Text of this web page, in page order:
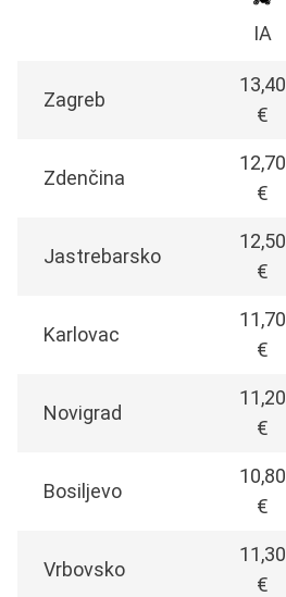
IA
Zagreb
13,40
€
Zdenčina
12,70
€
Jastrebarsko
12,50
€
Karlovac
11,70
€
Novigrad
11,20
€
Bosiljevo
10,80
€
Vrbovsko
11,30
€